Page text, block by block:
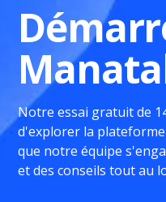
Notre essai gratuit de
d'explorer la
que notre équipe
et des conseils tout au